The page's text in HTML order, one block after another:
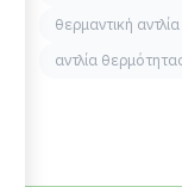
θερμαντική
αντλία